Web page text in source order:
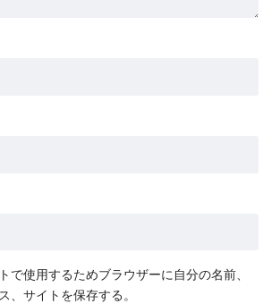
で使用するためブラウザーに自分の名前、
、サイトを保存する。